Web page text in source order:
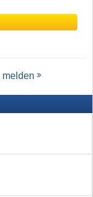
melden